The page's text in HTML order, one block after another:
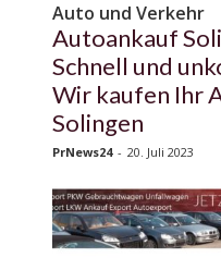
Auto und Verkehr
Autoankauf
Schnell und
Wir kaufen Ihr
Solingen
PrNews24 - 20. Juli 2023